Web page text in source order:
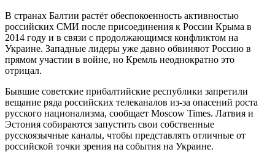
В странах Балтии растёт обеспокоенность активностью
российских СМИ после присоединения к России Крыма в
2014 году и в связи с продолжающимся конфликтом на
Украине. Западные лидеры уже давно обвиняют Россию в
прямом участии в войне, но Кремль неоднократно это
отрицал.
Бывшие советские прибалтийские республики запретили
вещание ряда российских телеканалов из-за опасений роста
русского национализма, сообщает Moscow Times. Латвия и
Эстония собираются запустить свои собственные
русскоязычные каналы, чтобы представлять отличные от
российской точки зрения на события на Украине.